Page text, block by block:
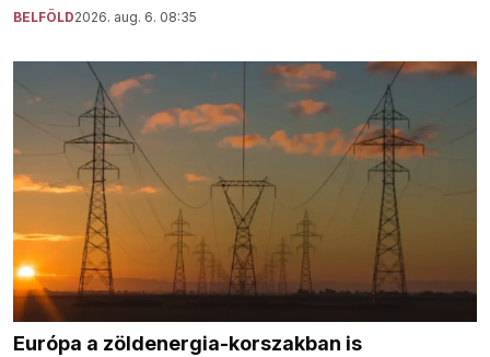
BELFÖLD2026. aug. 6. 08:35
Európa a zöldenergia-korszakban is